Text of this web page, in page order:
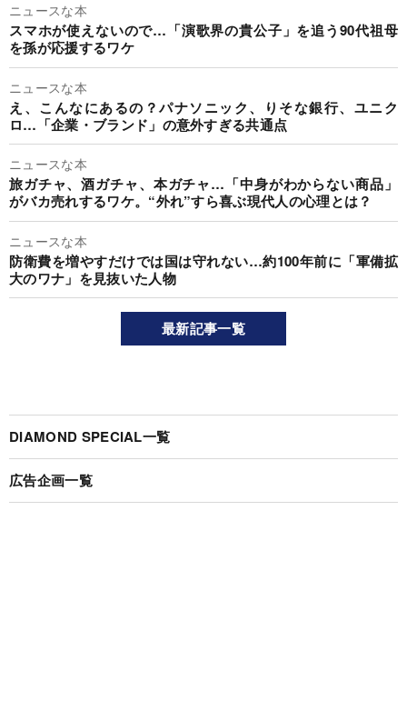
ニュースな本
スマホが使えないので…「演歌界の貴公子」を追う90代祖母
を孫が応援するワケ
ニュースな本
え、こんなにあるの？パナソニック、りそな銀行、ユニク
ロ…「企業・ブランド」の意外すぎる共通点
ニュースな本
旅ガチャ、酒ガチャ、本ガチャ…「中身がわからない商品」
がバカ売れするワケ。“外れ”すら喜ぶ現代人の心理とは？
ニュースな本
防衛費を増やすだけでは国は守れない…約100年前に「軍備拡
大のワナ」を見抜いた人物
最新記事一覧
DIAMOND SPECIAL一覧
広告企画一覧